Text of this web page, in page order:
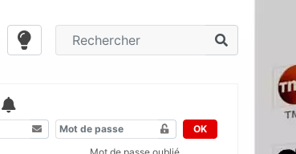
OK